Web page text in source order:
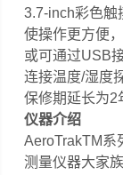
3.7-inch彩色触
使操作更方便
或可通过USB
连接温度/湿度
保修期延长为2
仪器介绍
AeroTrakTM系
测量仪器大家